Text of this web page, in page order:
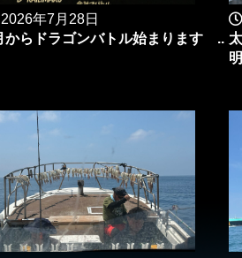
2026年7月28日
からドラゴンバトル始まります ..